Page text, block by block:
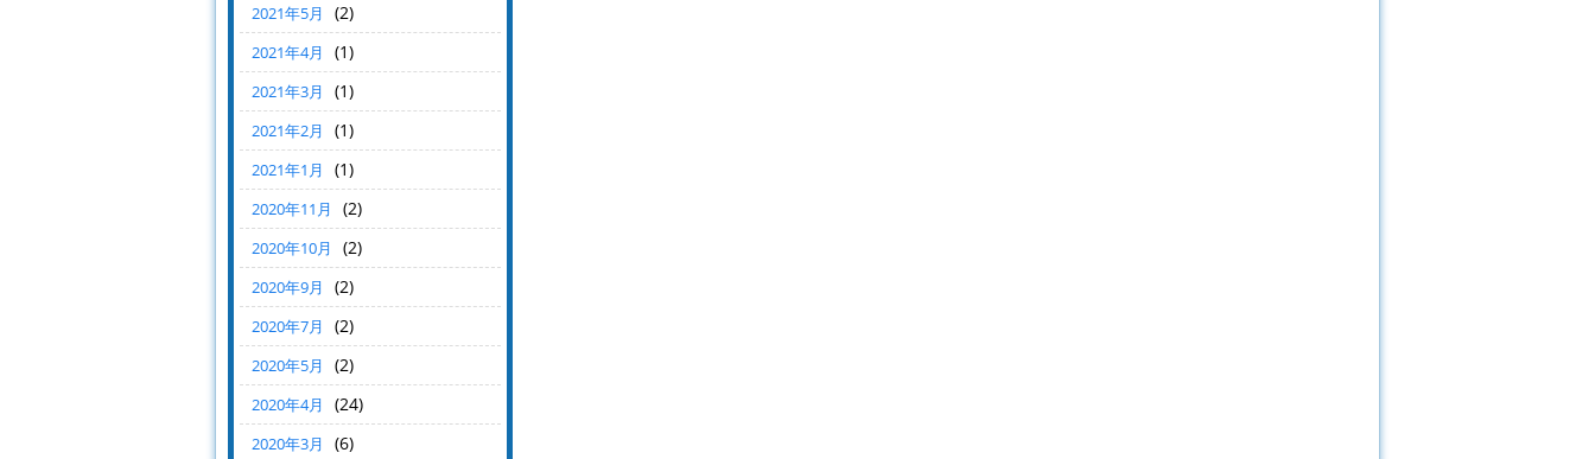
2021年5月 (2)
2021年4月 (1)
2021年3月 (1)
2021年2月 (1)
2021年1月 (1)
2020年11月 (2)
2020年10月 (2)
2020年9月 (2)
2020年7月 (2)
2020年5月 (2)
2020年4月 (24)
2020年3月 (6)